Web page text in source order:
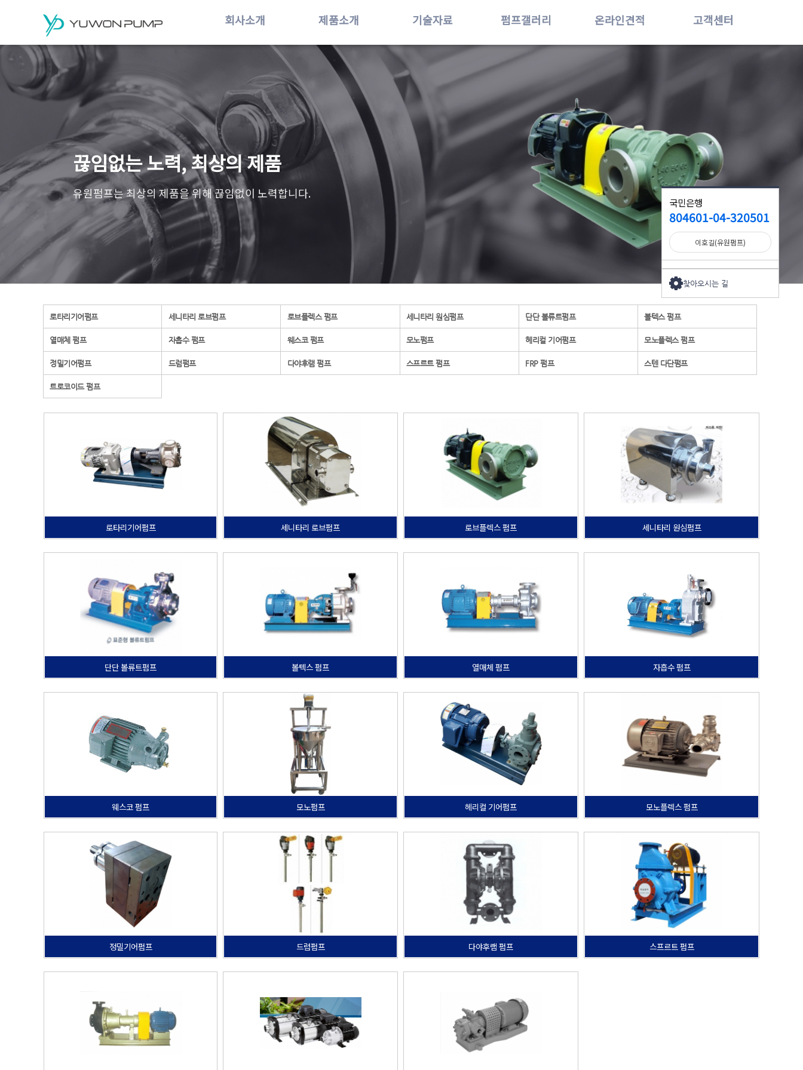
회사소개 제품소개 기술자료 펌프갤러리 온라인견적 고객센터
QUICK MENU
제품소개
견적문의
찾아오시는 길
끊임없는 노력, 최상의 제품
유원펌프는 최상의 제품을 위해 끊임없이 노력합니다.
로타리기어펌프 세니타리 로브펌프 로브플렉스 펌프 세니타리 원심펌프 단단 볼류트펌프 볼텍스 펌프
열매체 펌프 자흡수 펌프 웨스코 펌프 모노펌프 헤리컬 기어펌프 모노플렉스 펌프
정밀기어펌프 드럼펌프 다야후램 펌프 스프르트 펌프 FRP 펌프 스텐 다단펌프
트로코이드 펌프
로타리기어펌프 세니타리 로브펌프 로브플렉스 펌프 세니타리 원심펌프
단단 볼류트펌프 볼텍스 펌프 열매체 펌프 자흡수 펌프
웨스코 펌프 모노펌프 헤리컬 기어펌프 모노플렉스 펌프
정밀기어펌프 드럼펌프 다야후램 펌프 스프르트 펌프
국민은행
804601-04-320501
이호길(유원펌프)